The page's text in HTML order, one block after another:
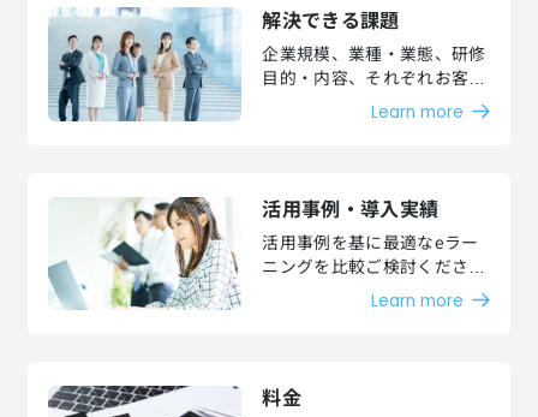
解決できる課題
企業規模、業種・業態、研修
目的・内容、それぞれお客様
が抱える課題を解決いたしま
Learn more
活用事例・導入実績
活用事例を基に最適なeラー
ニングを比較ご検討くださ
Learn more
料金